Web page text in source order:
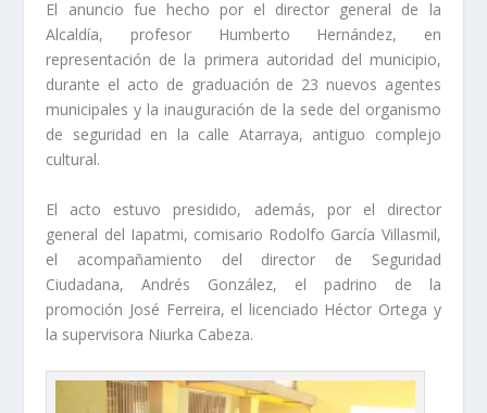
El anuncio fue hecho por el director general de la
Alcaldía, profesor Humberto Hernández, en
representación de la primera autoridad del municipio,
durante el acto de graduación de 23 nuevos agentes
municipales y la inauguración de la sede del organismo
de seguridad en la calle Atarraya, antiguo complejo
cultural.
El acto estuvo presidido, además, por el director
general del Iapatmi, comisario Rodolfo García Villasmil,
el acompañamiento del director de Seguridad
Ciudadana, Andrés González, el padrino de la
promoción José Ferreira, el licenciado Héctor Ortega y
la supervisora Niurka Cabeza.